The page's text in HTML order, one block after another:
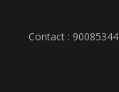
Contact : 90085344